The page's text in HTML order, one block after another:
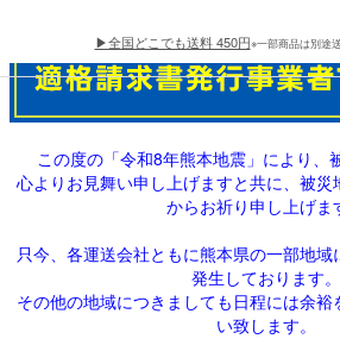
▶全国どこでも送料 450円※一部商品は別途
この度の「令和8年熊本地震」により、
心よりお見舞い申し上げますと共に、被
からお祈り申し上げま
只今、各運送会社ともに熊本県の一部地
発生しております。
その他の地域につきましても日程には余
い致します。